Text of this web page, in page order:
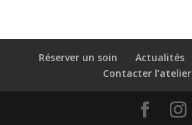
Réserver un soin Actualités
Contacter l’atelier